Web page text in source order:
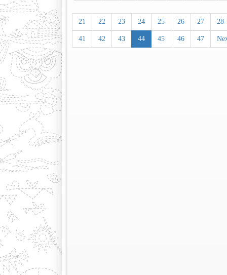
21 22 23 24 25 26 27 28
41 42 43 44 45 46 47